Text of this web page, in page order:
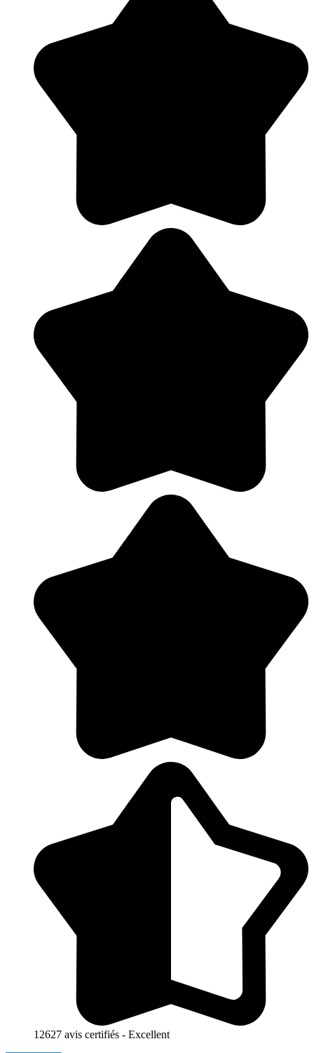
12627 avis certifiés - Excellent